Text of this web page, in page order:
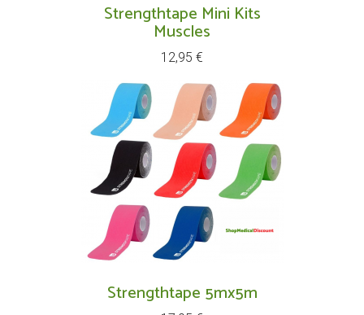
Strengthtape Mini Kits
Muscles
Prix
12,95 €
Strengthtape 5mx5m